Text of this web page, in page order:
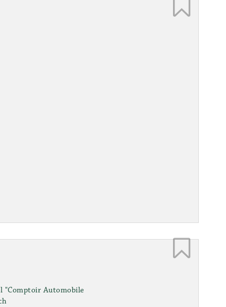
"Comptoir Automobile